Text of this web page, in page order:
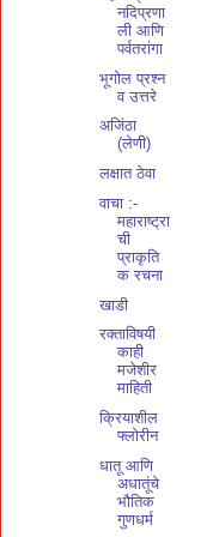
नदिप्रणा
ली आणि
पर्वतरांगा
भूगोल प्रश्न
व उत्तरे
अजिंठा
(लेणी)
लक्षात ठेवा
वाचा :-
महाराष्ट्रा
ची
प्राकृति
क रचना
खाडी
रक्ताविषयी
काही
मजेशीर
माहिती
क्रियाशील
फ्लोरीन
धातू आणि
अधातूंचे
भौतिक
गुणधर्म